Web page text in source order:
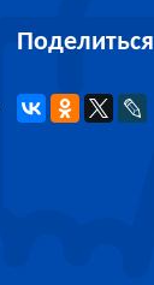
Поделиться